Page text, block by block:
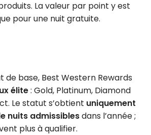
La valeur par point y est
pour une nuit gratuite.
de base, Best Western Rewards
élite: Gold, Platinum, Diamond
Le statut s’obtient uniquement
nuits admissiblesdans l’année ;
plus à qualifier.